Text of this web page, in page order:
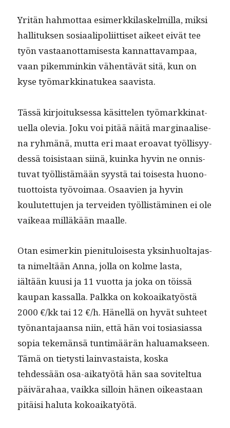
Yritän hah­mot­taa esimerkki­laskelmil­la, mik­si
hal­li­tuk­sen sosi­aalipoli­it­tiset aikeet eivät tee
työn vas­taan­ot­tamis­es­ta kan­nat­tavam­paa,
vaan pikem­minkin vähen­tävät sitä, kun on
kyse työ­markki­natukea saavista.
Tässä kir­joituk­ses­sa käsit­te­len työ­markki­nat­
uel­la ole­via. Joku voi pitää näitä mar­gin­aalise­
na ryh­mänä, mut­ta eri maat eroa­vat työl­lisyy­
dessä toi­sis­taan siinä, kuin­ka hyvin ne onnis­
tu­vat työl­listämään syys­tä tai tois­es­ta huono­
tuot­toista työvoimaa. Osaavien ja hyvin
koulutet­tu­jen ja ter­vei­den työl­listämi­nen ei ole
vaikeaa mil­läkään maalle.
Otan esimerkin pien­i­t­u­lois­es­ta yksin­huolta­jas­
ta nimeltään Anna, jol­la on kolme las­ta,
iältään kuusi ja 11 vuot­ta ja joka on töis­sä
kau­pan kas­sal­la. Palk­ka on kokoaikatyöstä
2000 €/kk tai 12 €/h. Hänel­lä on hyvät suh­teet
työ­nan­ta­jaansa niin, että hän voi tosi­asi­as­sa
sopia tekemän­sä tun­timäärän halu­a­mak­seen.
Tämä on tietysti lain­vas­taista, kos­ka
tehdessään osa-aikatyötä hän saa sovitel­tua
päivära­haa, vaik­ka sil­loin hänen oikeas­t­aan
pitäisi halu­ta kokoaikatyötä.